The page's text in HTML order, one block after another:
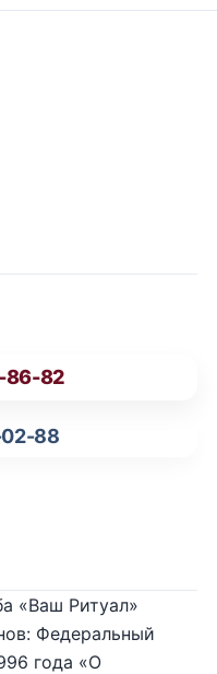
86-82
88
«Ваш Ритуал»
Федеральный
года «О